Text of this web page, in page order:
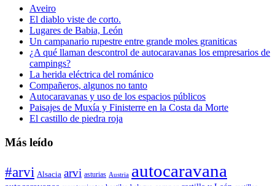
Aveiro
El diablo viste de corto.
Lugares de Babia, León
Un campanario rupestre entre grande moles graniticas
¿A qué llaman descontrol de autocaravanas los empresarios de
campings?
La herida eléctrica del románico
Compañeros, algunos no tanto
Autocaravanas y uso de los espacios públicos
Paisajes de Muxía y Finisterre en la Costa da Morte
El castillo de piedra roja
Más leído
#arvi Alsacia arvi asturias Austria autocaravana